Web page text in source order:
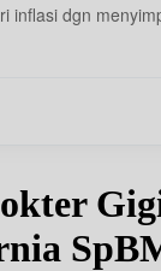
inflasi dgn